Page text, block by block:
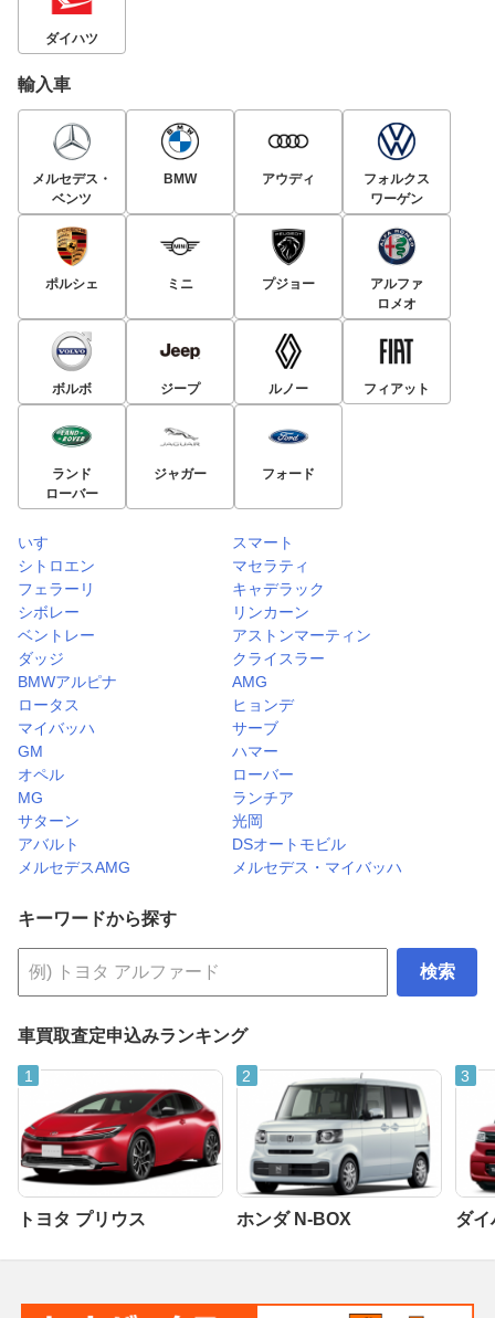
ダイハツ
輸入車
メルセデス・
ベンツ
BMW アウディ
フォルクス
ワーゲン
ポルシェ ミニ プジョー
アルファ
ロメオ
ボルボ ジープ ルノー フィアット
ランド
ローバー
ジャガー フォード
いすゞ
スマート
シトロエン
マセラティ
フェラーリ
キャデラック
シボレー
リンカーン
ベントレー
アストンマーティン
ダッジ
クライスラー
BMWアルピナ
AMG
ロータス
ヒョンデ
マイバッハ
サーブ
GM
ハマー
オペル
ローバー
MG
ランチア
サターン
光岡
アバルト
DSオートモビル
メルセデスAMG
メルセデス・マイバッハ
キーワードから探す
検索
車買取査定申込みランキング
トヨタ プリウス ホンダ N-BOX ダイ